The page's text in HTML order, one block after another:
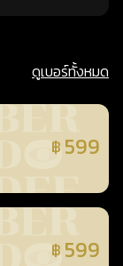
ดูเบอร์ทั้งหมด
฿ 599
฿ 599